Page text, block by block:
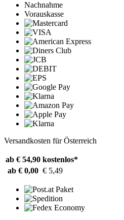
Nachnahme
Vorauskasse
Versandkosten für Österreich
ab € 54,90 kostenlos*
ab € 0,00 € 5,49